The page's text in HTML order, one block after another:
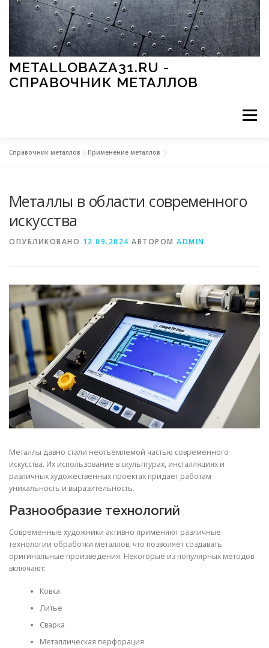
Перейти к содержимому
METALLOBAZA31.RU -
СПРАВОЧНИК МЕТАЛЛОВ
Меню
МЕТАЛЛЫ И ОКРУЖАЮЩАЯ СРЕДА
СВОЙСТВА МЕТАЛЛОВ СОРТА МЕТАЛЛОВ
СТАТЬИ
Справочник металлов »Применение металлов
Металлы в области современного
искусства
ОПУБЛИКОВАНО 12.09.2024 АВТОРОМ ADMIN
Металлы давно стали неотъемлемой частью современного
искусства. Их использование в скульптурах, инсталляциях и
различных художественных проектах придает работам
уникальность и выразительность.
Разнообразие технологий
Современные художники активно применяют различные
технологии обработки металлов, что позволяет создавать
оригинальные произведения. Некоторые из популярных методов
включают:
Ковка
Литье
Сварка
Металлическая перфорация